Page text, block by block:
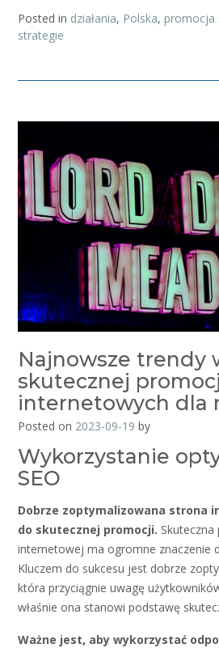
Posted in działania, Polska, promocja
strategie
Najnowsze trendy
skutecznej
internetowych dla
Posted on 2023-09-19 by
Wykorzystanie
SEO
Dobrze zoptymalizowana strona
do skutecznej promocji.
internetowej ma ogromne znaczenie
Kluczem do sukcesu jest dobrze
która przyciągnie uwagę
właśnie ona stanowi podstawę
Ważne jest, aby wykorzystać